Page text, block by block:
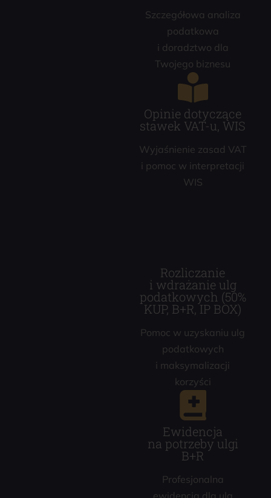
Szczegółowa analiza
podatkowa
i doradztwo dla
Twojego biznesu
Opinie dotyczące
stawek VAT-u, WIS
Wyjaśnienie zasad VAT
i pomoc w interpretacji
WIS
Rozliczanie
i wdrażanie ulg
podatkowych (50%
KUP, B+R, IP BOX)
Pomoc w uzyskaniu ulg
podatkowych
i maksymalizacji
korzyści
Ewidencja
na potrzeby ulgi
B+R
Profesjonalna